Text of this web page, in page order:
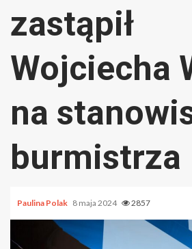
zastąpił
Wojciecha
na
burmistrza
Paulina Polak 8 maja 2024 2857